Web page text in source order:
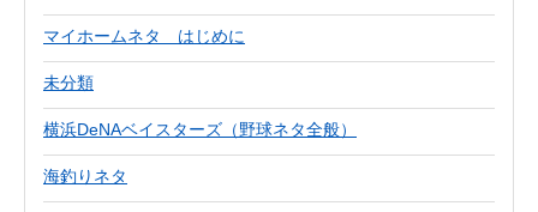
マイホームネタ はじめに
未分類
横浜DeNAベイスターズ（野球ネタ全般）
海釣りネタ